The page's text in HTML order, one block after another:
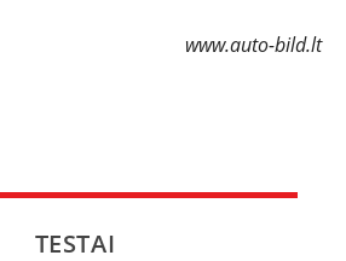
www.auto-bild.lt
TESTAI